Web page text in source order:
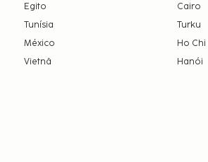
Egito
Tunísia
México
Vietnã
Cairo
Turku
Ho
Hanói